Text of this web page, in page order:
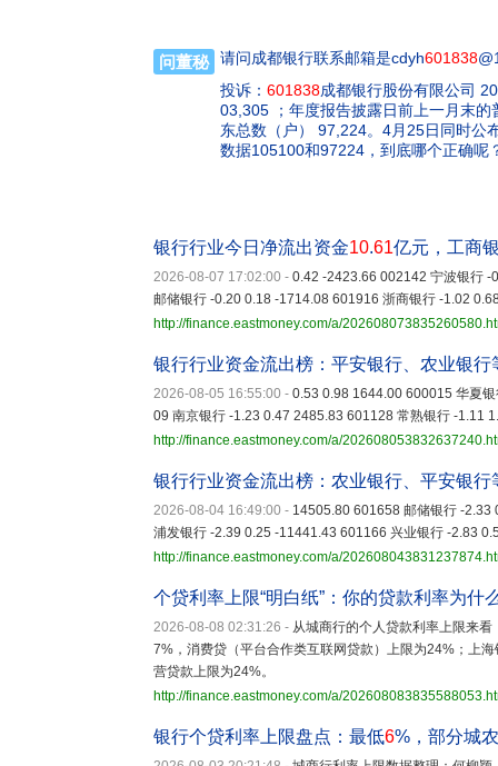
问董秘 请问成都银行联系邮箱是cdyh601838
投诉： 601838成都银行股份有限公司
03,305 ；年度报告披露日前上一月末
东总数（户） 97,224。4月25日同时公
数据105100和97224，到底哪个正确呢
银行行业今日净流出资金10.61亿元，工商
2026-08-07 17:02:00 - 0.42 -2423.66 002142 宁波银行
邮储银行 -0.20 0.18 -1714.08 601916 浙商银行 -1.02
http://finance.eastmoney.com/a/
银行行业资金流出榜：平安银行、农业银行
2026-08-05 16:55:00 - 0.53 0.98 1644.00 600015 华夏
09 南京银行 -1.23 0.47 2485.83 601128 常熟银行 -1.11
http://finance.eastmoney.com/a/
银行行业资金流出榜：农业银行、平安银行
2026-08-04 16:49:00 - 14505.80 601658 邮储银行 -
浦发银行 -2.39 0.25 -11441.43 601166 兴业银行 -2.83
http://finance.eastmoney.com/a/
个贷利率上限“明白纸”：你的贷款利率为什
2026-08-08 02:31:26 - 从城商行的个人贷款利率上限来看
7%，消费贷（平台合作类互联网贷款）上限为24%；上
营贷款上限为24%。
http://finance.eastmoney.com/a/
银行个贷利率上限盘点：最低6%，部分城